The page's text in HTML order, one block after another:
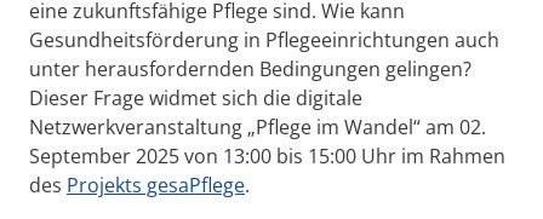
eine zukunftsfähige Pflege sind. Wie kann
Gesundheitsförderung in Pflegeeinrichtungen auch
unter herausfordernden Bedingungen gelingen?
Dieser Frage widmet sich die digitale
Netzwerkveranstaltung „Pflege im Wandel“ am 02.
September 2025 von 13:00 bis 15:00 Uhr im Rahmen
des Projekts gesaPflege.